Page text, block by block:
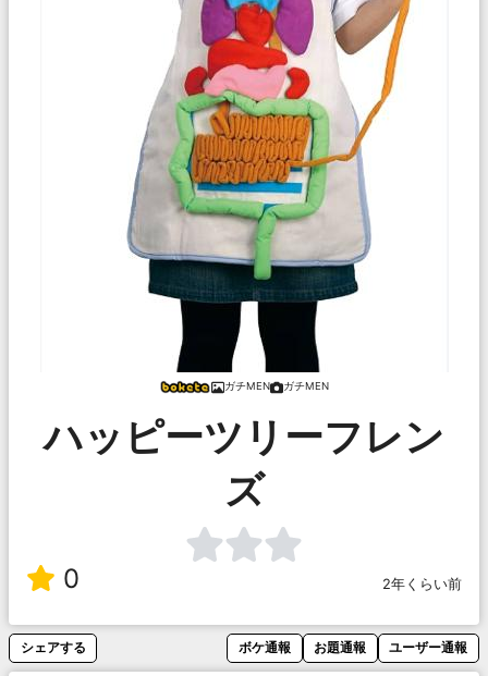
ガチMEN ガチMEN
ハッピーツリーフレン
ズ
0 2年くらい前
シェアする ボケ通報 お題通報 ユーザー通報